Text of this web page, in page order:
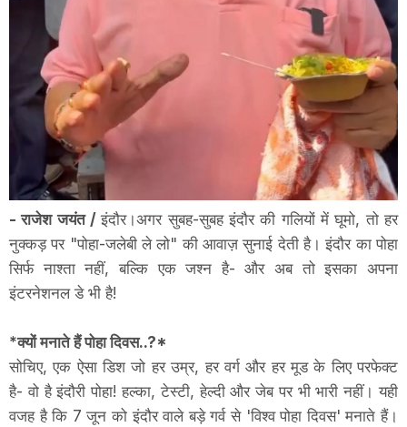
- राजेश जयंत /इंदौर।अगर सुबह-सुबह इंदौर की गलियों में घूमो, तो हर
नुक्कड़ पर "पोहा-जलेबी ले लो" की आवाज़ सुनाई देती है। इंदौर का पोहा
सिर्फ नाश्ता नहीं, बल्कि एक जश्न है- और अब तो इसका अपना
इंटरनेशनल डे भी है!
*क्यों मनाते हैं पोहा दिवस..?*
सोचिए, एक ऐसा डिश जो हर उम्र, हर वर्ग और हर मूड के लिए परफेक्ट
है- वो है इंदौरी पोहा! हल्का, टेस्टी, हेल्दी और जेब पर भी भारी नहीं। यही
वजह है कि 7 जून को इंदौर वाले बड़े गर्व से 'विश्व पोहा दिवस' मनाते हैं।